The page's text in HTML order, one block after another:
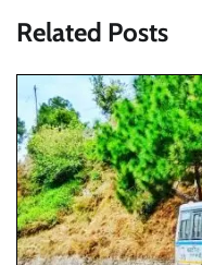
Related Posts